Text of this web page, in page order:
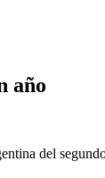
año
del